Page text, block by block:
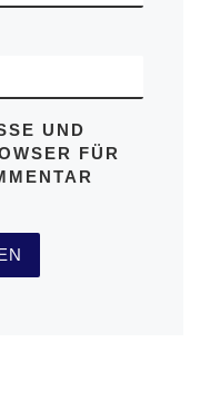
UND
FÜR